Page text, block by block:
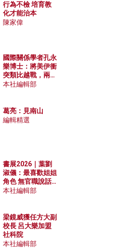
行為不檢 培育教
化才能治本
陳家偉
國際關係學者孔永
樂博士：將美伊衝
突類比越戰，兩者
有何異同？中國崛
本社編輯部
葛亮：見南山
編輯精選
書展2026｜葉劉
淑儀：最喜歡姐姐
角色 無官職說話
包袱少
本社編輯部
梁鏡威獲任方大副
校長 呂大樂加盟
社科院
本社編輯部